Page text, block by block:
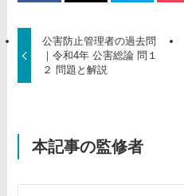
公害防止管理者の過去問
｜令和4年 公害総論 問１
２ 問題と解説
本記事の監修者